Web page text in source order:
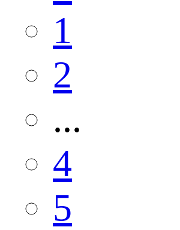
1
2
...
4
5